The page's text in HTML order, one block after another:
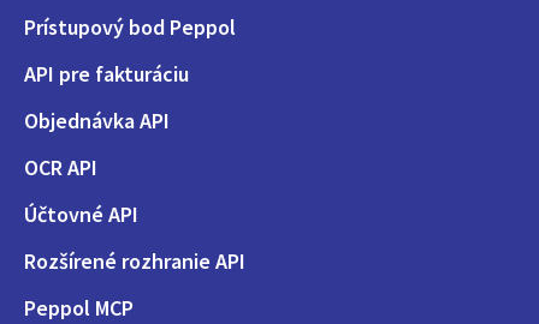
Prístupový bod Peppol
API pre fakturáciu
Objednávka API
OCR API
Účtovné API
Rozšírené rozhranie API
Peppol MCP